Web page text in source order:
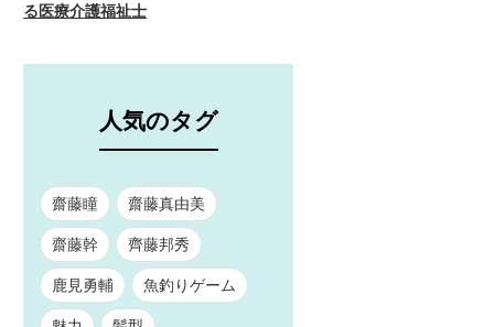
る医療介護福祉士
人気のタグ
齋藤瞳 齋藤真由美
齋藤幹 齊藤邦秀
鹿見勇輔 魚釣りゲーム